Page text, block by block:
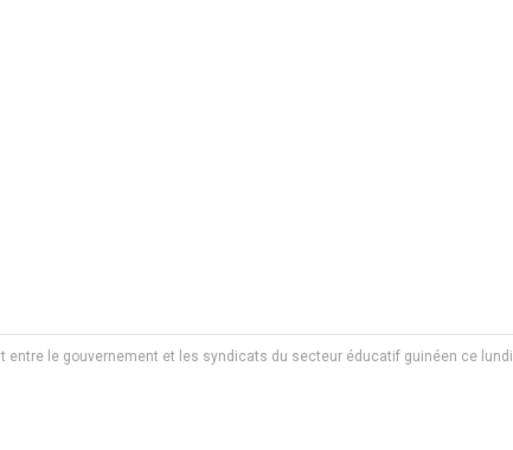
entre le gouvernement et les syndicats du secteur éducatif guinéen ce lundi